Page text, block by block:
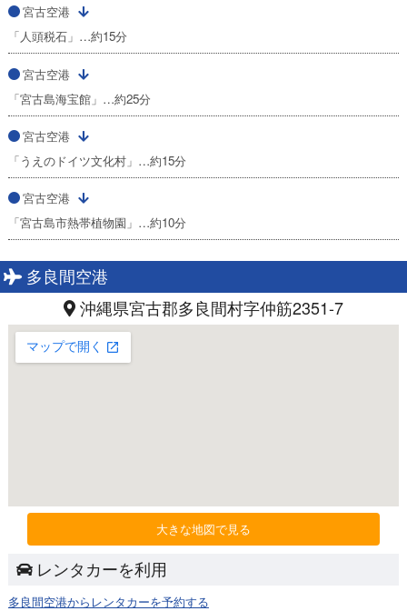
宮古空港
「人頭税石」…約15分
宮古空港
「宮古島海宝館」…約25分
宮古空港
「うえのドイツ文化村」…約15分
宮古空港
「宮古島市熱帯植物園」…約10分
多良間空港
沖縄県宮古郡多良間村字仲筋2351-7
大きな地図で見る
レンタカーを利用
多良間空港からレンタカーを予約する